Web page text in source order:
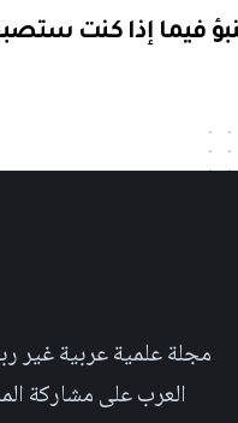
العرب على مشاركة المعلومة بلغتهم الأم٬ حتى تأخد هذه